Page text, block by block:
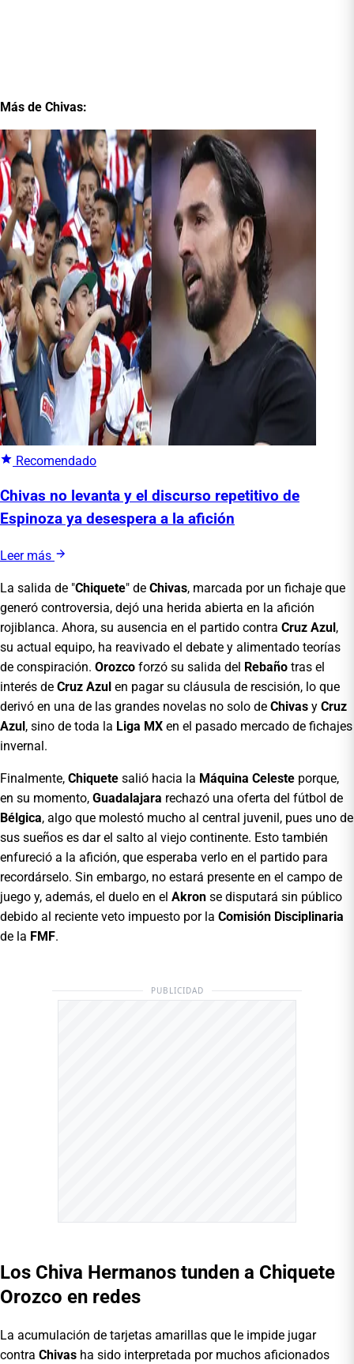
Más de Chivas:
Recomendado
Chivas no levanta y el discurso repetitivo de
Espinoza ya desespera a la afición
Leer más
La salida de "Chiquete" de Chivas, marcada por un fichaje que
generó controversia, dejó una herida abierta en la afición
rojiblanca. Ahora, su ausencia en el partido contra Cruz Azul ,
su actual equipo, ha reavivado el debate y alimentado teorías
de conspiración. Orozco forzó su salida del Rebaño tras el
interés de Cruz Azul en pagar su cláusula de rescisión, lo que
derivó en una de las grandes novelas no solo de Chivas y Cruz
Azul , sino de toda la Liga MX en el pasado mercado de fichajes
invernal.
Finalmente, Chiquete salió hacia la Máquina Celeste porque,
en su momento, Guadalajara rechazó una oferta del fútbol de
Bélgica, algo que molestó mucho al central juvenil, pues uno de
sus sueños es dar el salto al viejo continente. Esto también
enfureció a la afición, que esperaba verlo en el partido para
recordárselo. Sin embargo, no estará presente en el campo de
juego y, además, el duelo en el Akron se disputará sin público
debido al reciente veto impuesto por la Comisión Disciplinaria
de la FMF.
PUBLICIDAD
Los Chiva Hermanos tunden a Chiquete
Orozco en redes
La acumulación de tarjetas amarillas que le impide jugar
contra Chivas ha sido interpretada por muchos aficionados